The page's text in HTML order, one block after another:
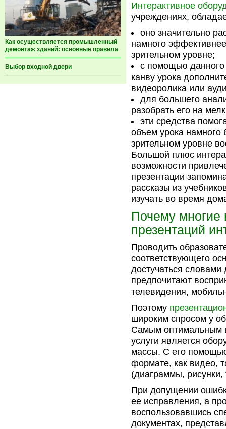
Как осуществляется промышленный
демонтаж зданий: основные правила
Выбор входной двери
Интерактивное
учреждениях,
оно значительно
намного
зрительном уровне;
с помощью
канву урока
видеоролика или
для большего
разобрать его на
эти средства
объем урока
зрительном уровне
Большой плюс
возможности
презентации
рассказы из
изучать во время
Почему многие
презентаций
Проводить
соответствующего
достучаться
предпочитают
телевидения,
Поэтому
широким спросом у
Самым оптимальным
услуги является
массы. С его
формате, как видео,
(диаграммы,
При допущении
ее исправления, а
воспользовавшись
документах,